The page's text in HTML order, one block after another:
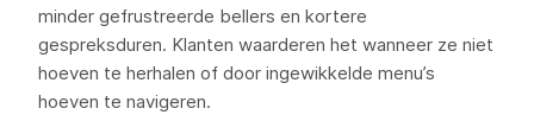
minder gefrustreerde bellers en kortere
gespreksduren. Klanten waarderen het wanneer ze niet
hoeven te herhalen of door ingewikkelde menu’s
hoeven te navigeren.